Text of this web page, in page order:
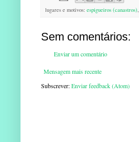
lugares e motivos: espigueiros (canastros),
Sem comentários:
Enviar um comentário
Mensagem mais recente
Subscrever:Enviar feedback (Atom)